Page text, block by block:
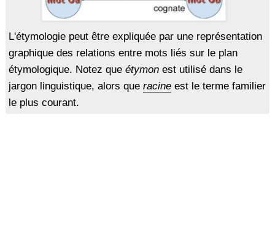
L'étymologie peut être expliquée par une représentation
graphique des relations entre mots liés sur le plan
étymologique. Notez que étymonest utilisé dans le
jargon linguistique, alors que racineest le terme familier
le plus courant.